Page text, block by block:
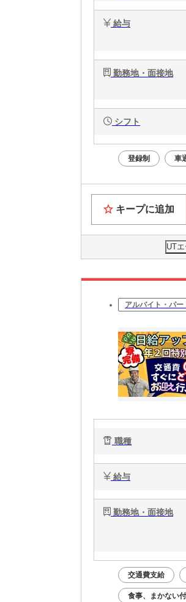
給与
勤務地・面接地
シフト
登録制 車
キープに追加
UT
アルバイト・パー
職種
給与
勤務地・面接地
交通費支給
食事、まかない